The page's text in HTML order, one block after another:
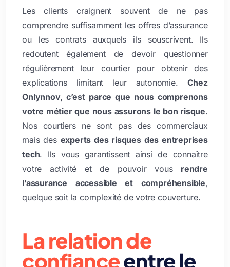
Les clients craignent souvent de ne pas
comprendre suffisamment les offres d’assurance
ou les contrats auxquels ils souscrivent. Ils
redoutent également de devoir questionner
régulièrement leur courtier pour obtenir des
explications limitant leur autonomie. Chez
Onlynnov, c’est parce que nous comprenons
votre métier que nous assurons le bon risque.
Nos courtiers ne sont pas des commerciaux
mais des experts des risques des entreprises
tech. Ils vous garantissent ainsi de connaître
votre activité et de pouvoir vous rendre
l’assurance accessible et compréhensible,
quelque soit la complexité de votre couverture.
La relation de
confianceentre le